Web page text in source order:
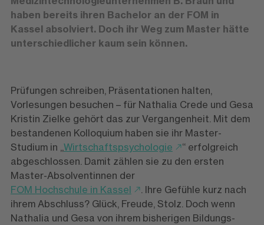
haben bereits ihren Bachelor an der FOM in
Kassel absolviert. Doch ihr Weg zum Master hätte
unterschiedlicher kaum sein können.
Prüfungen schreiben, Präsentationen halten,
Vorlesungen besuchen – für Nathalia Crede und Gesa
Kristin Zielke gehört das zur Vergangenheit. Mit dem
bestandenen Kolloquium haben sie ihr Master-
Studium in „ Wirtschaftspsychologie
“ erfolgreich
abgeschlossen. Damit zählen sie zu den ersten
Master-Absolventinnen der
FOM Hochschule in Kassel
. Ihre Gefühle kurz nach
ihrem Abschluss? Glück, Freude, Stolz. Doch wenn
Nathalia und Gesa von ihrem bisherigen Bildungs-